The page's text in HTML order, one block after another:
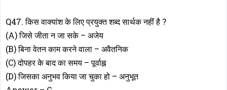
Q47. किस वाक्यांश के लिए प्रयुक्त शब्द सार्थक नहीं है ?
(A) जिसे जीता न जा सके – अजेय
(B) बिना वेतन काम करने वाला – अवैतनिक
(C) दोपहर के बाद का समय – पूर्वाह्न
(D) जिसका अनुभव किया जा चुका हो – अनुभूत